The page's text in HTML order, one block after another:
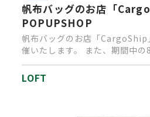
帆布バッグのお店「
POPUPSHOP
帆布バッグのお店「CargoShip
催いたします。 また、期間中
LOFT